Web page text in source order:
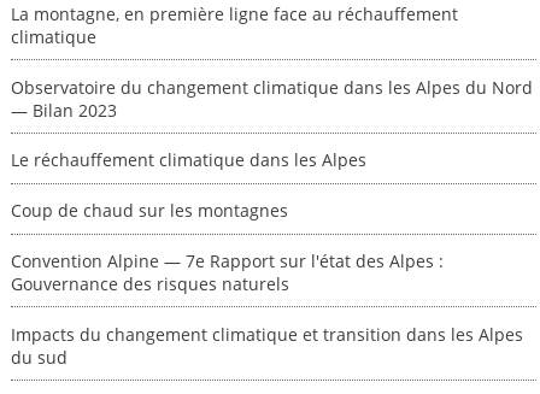
La montagne, en première ligne face au réchauffement
climatique
Observatoire du changement climatique dans les Alpes du Nord
— Bilan 2023
Le réchauffement climatique dans les Alpes
Coup de chaud sur les montagnes
Convention Alpine — 7e Rapport sur l'état des Alpes :
Gouvernance des risques naturels
Impacts du changement climatique et transition dans les Alpes
du sud